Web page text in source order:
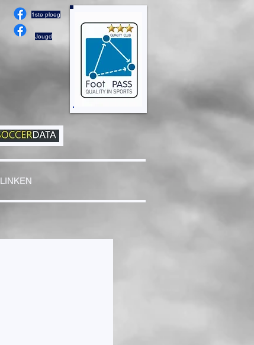
1ste ploeg
Jeugd
LINKEN